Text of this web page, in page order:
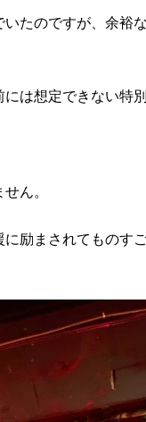
たのですが、余裕
は想定できない特別
ん。
励まされてものす